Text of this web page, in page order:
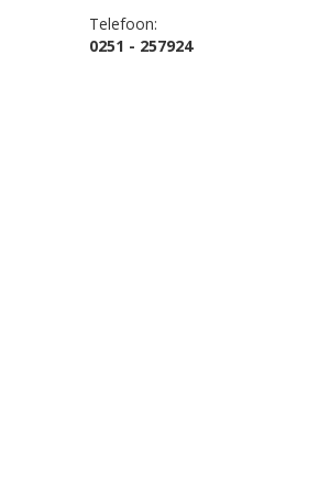
Telefoon:
0251 - 257924